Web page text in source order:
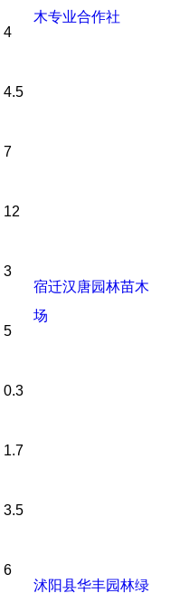
木专业合作社
4
4.5
7
12
3
宿迁汉唐园林苗木
场
5
0.3
沭阳县华丰园林绿
1.7
3.5
6